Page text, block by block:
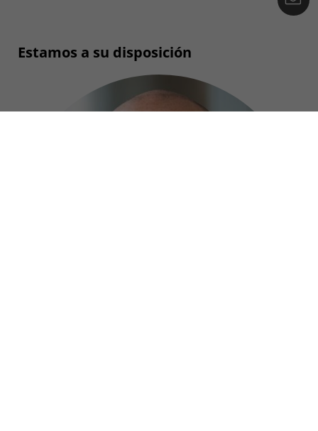
Estamos a su disposición